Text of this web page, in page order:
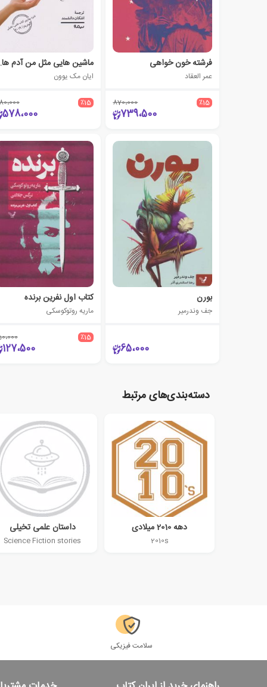
فرشته خون خواهی
عمر العقاد
٪15 870،000
739،500
ماشین
ایان مک یوون
٪15
578،000
بورن
جف وندرمیر
65،000
کتاب اول نفرین برنده
ماریه روتوکوسکی
٪15
127،500
دسته‌بندی‌های مرتبط
دهه 2010 میلادی
2010s
داستان علمی تخیلی
Science Fiction stories
سلامت فیزیکی